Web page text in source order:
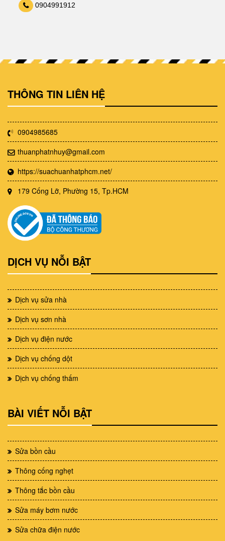
0904991912
THÔNG TIN LIÊN HỆ
0904985685
thuanphatnhuy@gmail.com
https://suachuanhatphcm.net/
179 Cống Lỡ, Phường 15, Tp.HCM
DỊCH VỤ NỖI BẬT
Dịch vụ sửa nhà
Dịch vụ sơn nhà
Dịch vụ điện nước
Dịch vụ chống dột
Dịch vụ chống thấm
BÀI VIẾT NỖI BẬT
Sửa bồn cầu
Thông cống nghẹt
Thông tắc bồn cầu
Sửa máy bơm nước
Sửa chữa điện nước